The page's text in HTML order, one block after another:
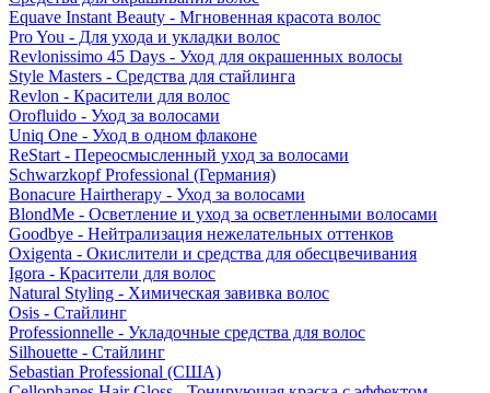
Equave Instant Beauty - Мгновенная красота волос
Pro You - Для ухода и укладки волос
Revlonissimo 45 Days - Уход для окрашенных волосы
Style Masters - Средства для стайлинга
Revlon - Красители для волос
Orofluido - Уход за волосами
Uniq One - Уход в одном флаконе
ReStart - Переосмысленный уход за волосами
Schwarzkopf Professional (Германия)
Bonacure Hairtherapy - Уход за волосами
BlondMe - Осветление и уход за осветленными волосами
Goodbye - Нейтрализация нежелательных оттенков
Oxigenta - Окислители и средства для обесцвечивания
Igora - Красители для волос
Natural Styling - Химическая завивка волос
Osis - Стайлинг
Professionnelle - Укладочные средства для волос
Silhouette - Стайлинг
Sebastian Professional (США)